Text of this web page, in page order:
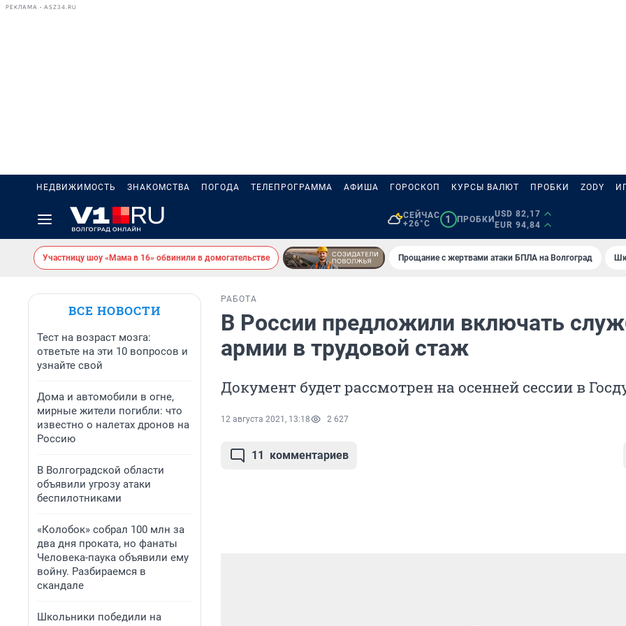
РЕКЛАМА • ASZ34.RU
НЕДВИЖИМОСТЬ ЗНАКОМСТВА ПОГОДА ТЕЛЕПРОГРАММА АФИША ГОРОСКОП КУРСЫ ВАЛЮТ ПРОБКИ ZODY
СЕЙЧАС
+26°C
1 ПРОБКИ
USD 82,17
EUR 94,84
Участницу шоу «Мама в 16» обвинили в домогательстве Прощание с жертвами атаки БПЛА на Волгоград
ВСЕ НОВОСТИ
Тест на возраст мозга:
ответьте на эти 10 вопросов и
узнайте свой
Дома и автомобили в огне,
мирные жители погибли: что
известно о налетах дронов на
Россию
В Волгоградской области
объявили угрозу атаки
беспилотниками
«Колобок» собрал 100 млн за
два дня проката, но фанаты
Человека-паука объявили ему
войну. Разбираемся в
скандале
Школьники победили на
РАБОТА
В России предложили включать
армии в трудовой стаж
Документ будет рассмотрен на осенней сессии в
12 августа 2021, 13:18 2 627
11 комментариев